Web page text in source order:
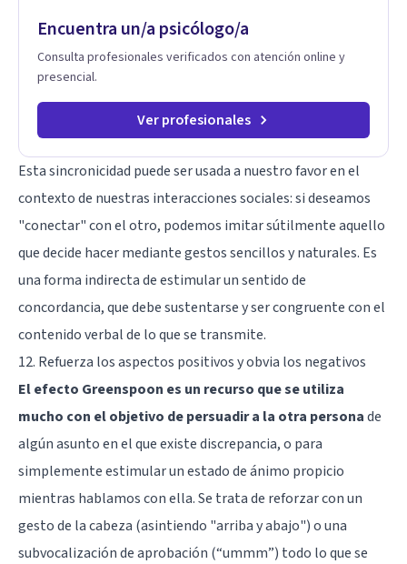
Encuentra un/a psicólogo/a
Consulta profesionales verificados con atención online y
presencial.
Ver profesionales
Esta sincronicidad puede ser usada a nuestro favor en el
contexto de nuestras interacciones sociales: si deseamos
"conectar" con el otro, podemos imitar sútilmente aquello
que decide hacer mediante gestos sencillos y naturales. Es
una forma indirecta de estimular un sentido de
concordancia, que debe sustentarse y ser congruente con el
contenido verbal de lo que se transmite.
12. Refuerza los aspectos positivos y obvia los negativos
El efecto Greenspoon es un recurso que se utiliza
mucho con el objetivo de persuadir a la otra personade
algún asunto en el que existe discrepancia, o para
simplemente estimular un estado de ánimo propicio
mientras hablamos con ella. Se trata de reforzar con un
gesto de la cabeza (asintiendo "arriba y abajo") o una
subvocalización de aprobación (“ummm”) todo lo que se